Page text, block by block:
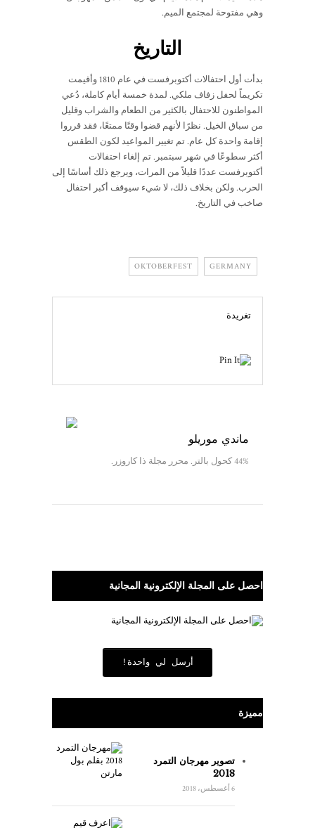
وهي مفتوحة لمجتمع الميم.
التاريخ
بدأت أول احتفالات أكتوبرفست في عام 1810 وأقيمت
تكريماً لحفل زفاف ملكي. لمدة خمسة أيام كاملة، دُعي
المواطنون للاحتفال بالكثير من الطعام والشراب وقليل
من سباق الخيل. نظرًا لأنهم قضوا وقتًا ممتعًا، فقد قرروا
إقامة واحدة كل عام. تم تغيير المواعيد لكون الطقس
أكثر سطوعًا في شهر سبتمبر. تم إلغاء احتفالات
أكتوبرفست عددًا قليلاً من المرات، ويرجع ذلك أساسًا إلى
الحرب. ولكن بخلاف ذلك، لا شيء سيوقف أكبر احتفال
صاخب في التاريخ.
GERMANY
OKTOBERFEST
تغريدة
ماندي موريلو
44% كحول بالتر. محرر مجلة ذا كاروزر.
احصل على المجلة الإلكترونية المجانية
أرسل لي واحدة!
مميزة
تصوير مهرجان التمرد
2018
6 أغسطس، 2018